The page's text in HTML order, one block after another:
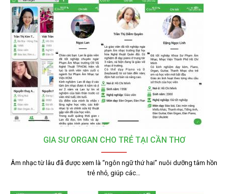
GIA SƯ ORGAN CHO TRẺ TẠI CẦN THƠ
Âm nhạc từ lâu đã được xem là “ngôn ngữ thứ hai” nuôi dưỡng tâm hồn
trẻ nhỏ, giúp các…